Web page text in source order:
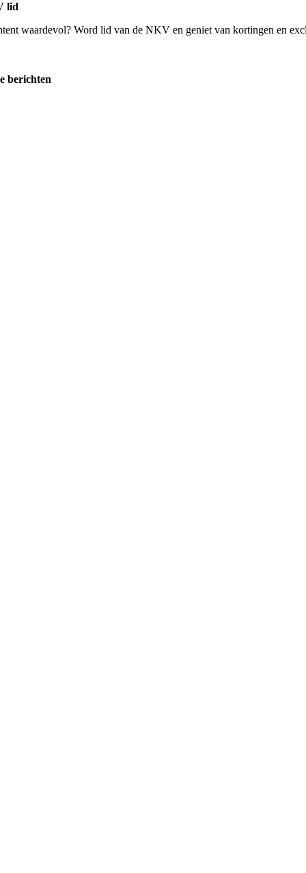
lid
waardevol? Word lid van de NKV en geniet van kortingen en
berichten